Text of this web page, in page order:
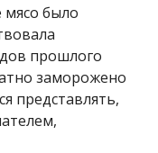
было
прошлого
заморожено
представлять,